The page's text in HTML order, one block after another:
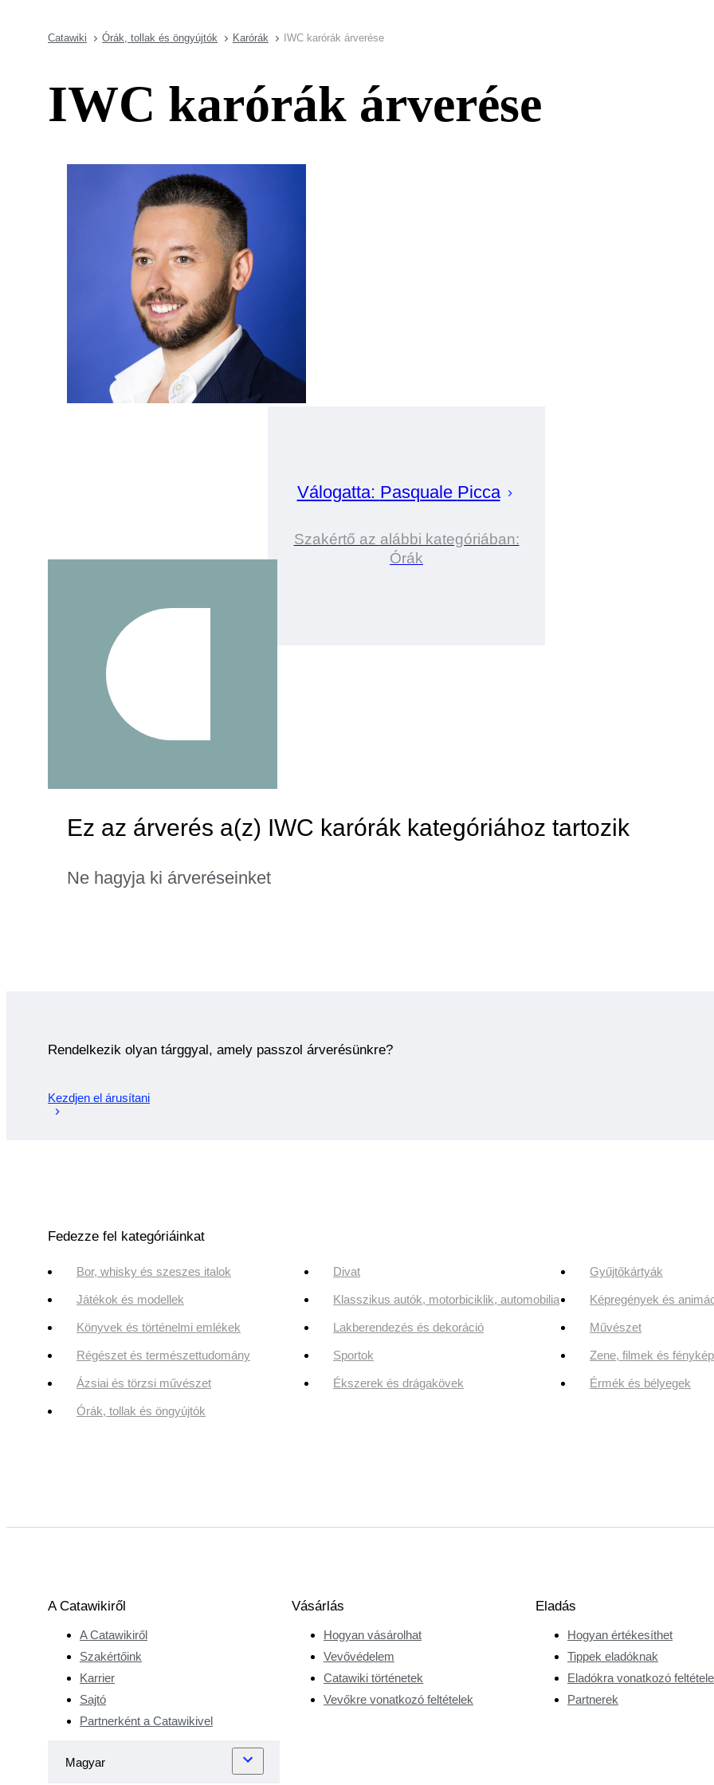
Catawiki Órák, tollak és öngyújtók Karórák IWC karórák árverése
IWC karórák árverése
Válogatta: Pasquale Picca
Szakértő az alábbi kategóriában:
Órák
Ez az árverés a(z) IWC karórák kategóriához tartozik
Ne hagyja ki árveréseinket
Rendelkezik olyan tárggyal, amely passzol árverésünkre?
Kezdjen el árusítani
Fedezze fel kategóriáinkat
Bor, whisky és szeszes italok Divat Gyűjtőkártyák
Játékok és modellek Klasszikus autók, motorbiciklik, automobilia Képregények és
Könyvek és történelmi emlékek Lakberendezés és dekoráció Művészet
Régészet és természettudomány Sportok Zene, filmek és
Ázsiai és törzsi művészet Ékszerek és drágakövek Érmék és bélyegek
Órák, tollak és öngyújtók
A Catawikiről
A Catawikiről
Szakértőink
Karrier
Sajtó
Partnerként a Catawikivel
Vásárlás
Hogyan vásárolhat
Vevővédelem
Catawiki történetek
Vevőkre vonatkozó feltételek
Eladás
Hogyan értékesíthet
Tippek eladóknak
Eladókra vonatkozó
Partnerek